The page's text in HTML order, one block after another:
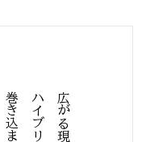
判定理由
ない誇張や不正確な
意図を持った主張と
があります。また、